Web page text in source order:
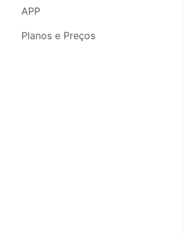
Conta
Integrações
APP
Planos e Preços